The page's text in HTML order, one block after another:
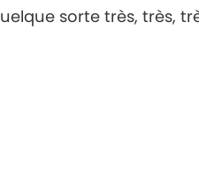
sorte très, très,